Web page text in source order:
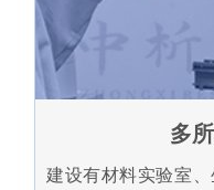
多
建设有材料实验室